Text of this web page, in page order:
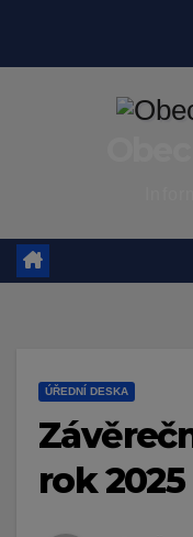
ÚŘEDNÍ DESKA
rok 2025